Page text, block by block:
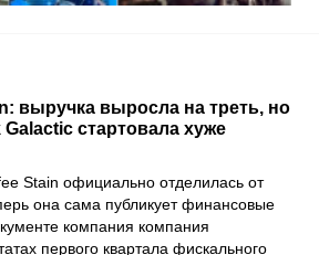
выручка выросла на треть, но
стартовала хуже
Stain официально отделилась от
она сама публикует финансовые
компания компания
первого квартала фискального